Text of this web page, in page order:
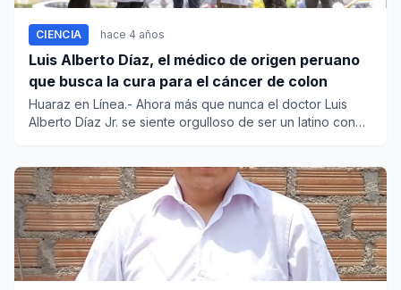
CIENCIA hace 4 años
Luis Alberto Díaz, el médico de origen peruano
que busca la cura para el cáncer de colon
Huaraz en Línea.- Ahora más que nunca el doctor Luis
Alberto Díaz Jr. se siente orgulloso de ser un latino con